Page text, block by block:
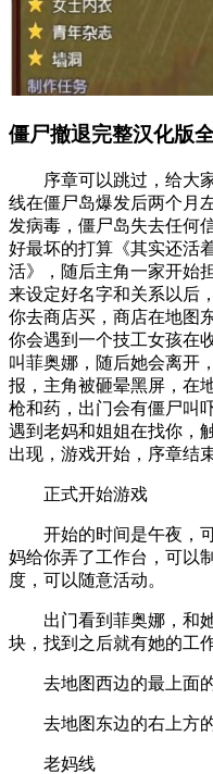
僵尸撤退完整汉化版
序章可以跳过，给大家
线在僵尸岛爆发后两个月
发病毒，僵尸岛失去任何
好最坏的打算《其实还活
活》，随后主角一家开始
来设定好名字和关系以后
你去商店买，商店在地图
你会遇到一个技工女孩在
叫菲奥娜，随后她会离开
报，主角被砸晕黑屏，在
枪和药，出门会有僵尸叫
遇到老妈和姐姐在找你，
出现，游戏开始，序章结
正式开始游戏
开始的时间是午夜，可
妈给你弄了工作台，可以
度，可以随意活动。
出门看到菲奥娜，和她
块，找到之后就有她的工
去地图西边的最上面的
去地图东边的右上方的
老妈线